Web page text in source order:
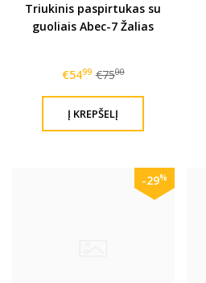
Triukinis paspirtukas su
guoliais Abec-7 Žalias
€5499 €7500
-29%